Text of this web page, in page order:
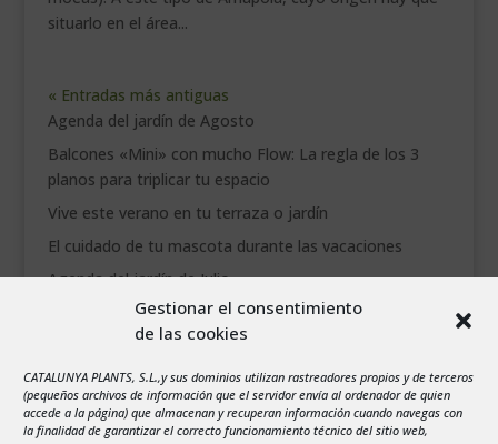
Gestionar el consentimiento
de las cookies
CATALUNYA PLANTS, S.L.,y sus dominios utilizan rastreadores propios y de terceros
(pequeños archivos de información que el servidor envía al ordenador de quien
accede a la página) que almacenan y recuperan información cuando navegas con
la finalidad de garantizar el correcto funcionamiento técnico del sitio web,
situarlo en el área...
« Entradas más antiguas
Agenda del jardín de Agosto
Balcones «Mini» con mucho Flow: La regla de los 3
planos para triplicar tu espacio
Vive este verano en tu terraza o jardín
El cuidado de tu mascota durante las vacaciones
Agenda del jardín de Julio
agosto 2026
1
2
3
4 5 6 7 8
9